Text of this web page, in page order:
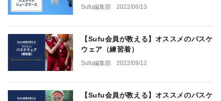
Sufu編集部 2022/06/13
【Sufu会員が教える】オススメのバスケ
ウェア（練習着）
Sufu編集部 2022/09/12
【Sufu会員が教える】オススメのバスケ